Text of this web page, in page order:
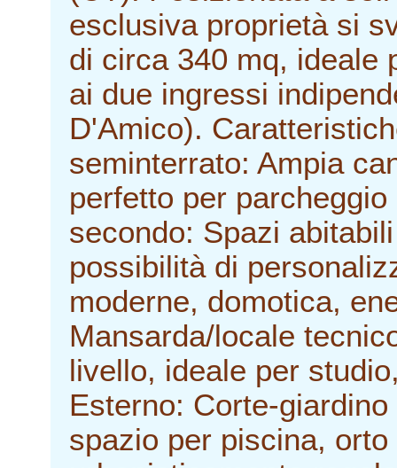
esclusiva proprietà si
di circa 340 mq, ideale
ai due ingressi
D'Amico).
seminterrato: Ampia
perfetto per
secondo: Spazi
possibilità di
moderne, domotica,
Mansarda/locale
livello, ideale per
Esterno: Corte-
spazio per piscina,